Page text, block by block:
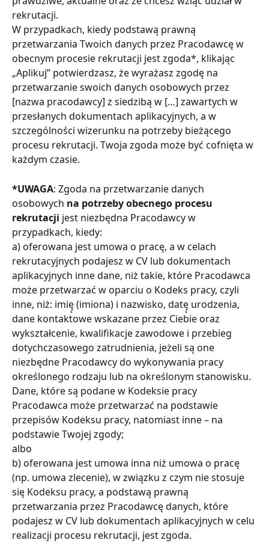
rekrutacji.
W przypadkach, kiedy podstawą prawną
przetwarzania Twoich danych przez Pracodawcę w
obecnym procesie rekrutacji jest zgoda*, klikając
„Aplikuj” potwierdzasz, że wyrażasz zgodę na
przetwarzanie swoich danych osobowych przez
[nazwa pracodawcy] z siedzibą w […] zawartych w
przesłanych dokumentach aplikacyjnych, a w
szczególności wizerunku na potrzeby bieżącego
procesu rekrutacji. Twoja zgoda może być cofnięta w
każdym czasie.
*UWAGA: Zgoda na przetwarzanie danych
osobowych na potrzeby obecnego procesu
rekrutacji jest niezbędna Pracodawcy w
przypadkach, kiedy:
a) oferowana jest umowa o pracę, a w celach
rekrutacyjnych podajesz w CV lub dokumentach
aplikacyjnych inne dane, niż takie, które Pracodawca
może przetwarzać w oparciu o Kodeks pracy, czyli
inne, niż: imię̨ (imiona) i nazwisko, datę̨ urodzenia,
dane kontaktowe wskazane przez Ciebie oraz
wykształcenie, kwalifikacje zawodowe i przebieg
dotychczasowego zatrudnienia, jeżeli są one
niezbędne Pracodawcy do wykonywania pracy
określonego rodzaju lub na określonym stanowisku.
Dane, które są podane w Kodeksie pracy
Pracodawca może przetwarzać na podstawie
przepisów Kodeksu pracy, natomiast inne – na
podstawie Twojej zgody;
albo
b) oferowana jest umowa inna niż umowa o pracę
(np. umowa zlecenie), w związku z czym nie stosuje
się Kodeksu pracy, a podstawą prawną
przetwarzania przez Pracodawcę danych, które
podajesz w CV lub dokumentach aplikacyjnych w celu
realizacji procesu rekrutacji, jest zgoda.